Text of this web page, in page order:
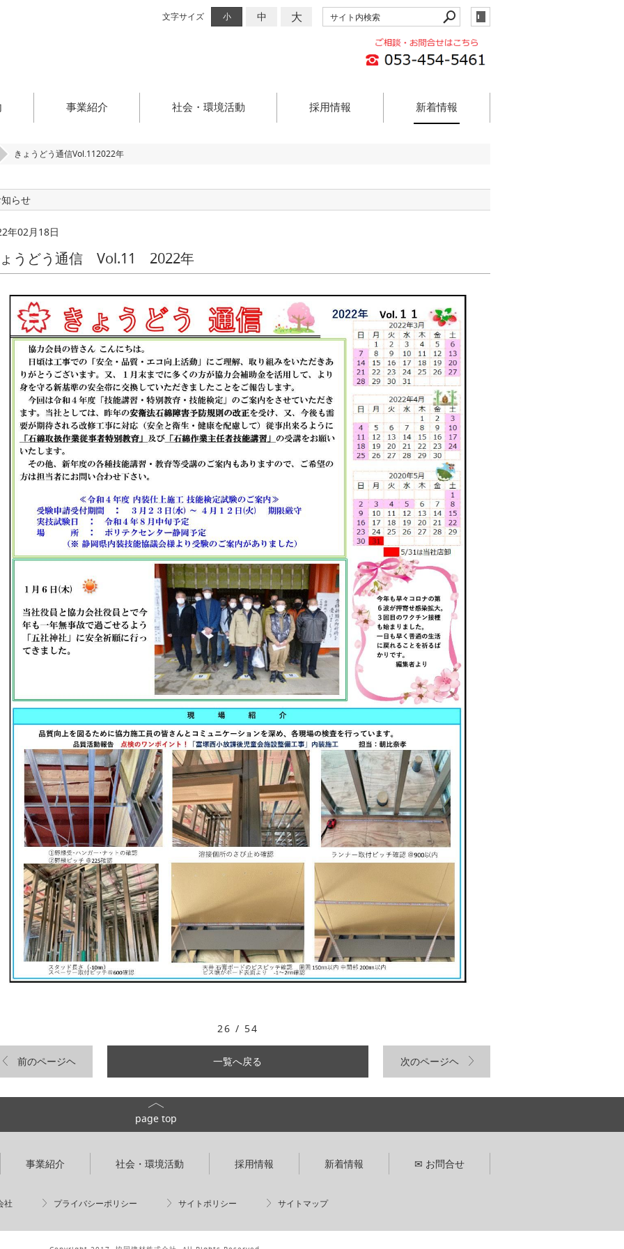
文字サイズ 小 中 大
事業紹介 社会・環境活動 採用情報 新着情報
きょうどう通信Vol.112022年
らせ
年02月18日
うどう通信 Vol.11 2022年
26 / 54
前のページヘ 一覧へ戻る 次のページヘ
page top
事業紹介 社会・環境活動 採用情報 新着情報 ✉ お問合せ
社 プライバシーポリシー サイトポリシー サイトマップ